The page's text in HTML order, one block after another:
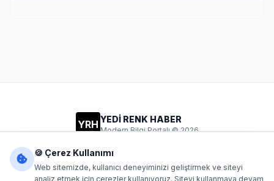
YRH YEDİ RENK HABER
Modern Bilgi Portalı © 2026
🍪 Çerez Kullanımı
Web sitemizde, kullanıcı deneyiminizi geliştirmek ve siteyi
analiz etmek için çerezler kullanıyoruz. Siteyi kullanmaya devam